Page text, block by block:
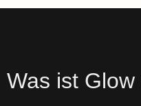
Was ist